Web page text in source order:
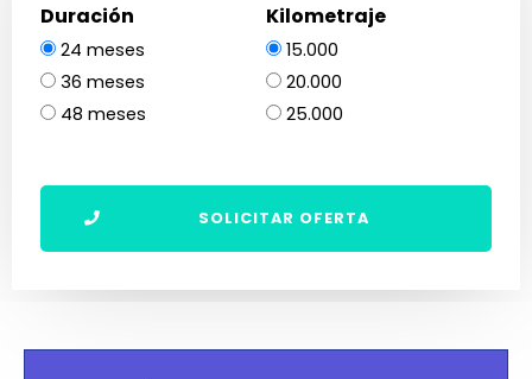
Duración
24 meses
36 meses
48 meses
Kilometraje
15.000
20.000
25.000
SOLICITAR OFERTA